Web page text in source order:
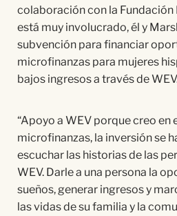
colaboración con la Fundación
está muy involucrado, él y
subvención para financiar
microfinanzas para mujeres
bajos ingresos a través de
“Apoyo a WEV porque creo en
microfinanzas, la inversión se
escuchar las historias de las
WEV. Darle a una persona la
sueños, generar ingresos y
las vidas de su familia y la